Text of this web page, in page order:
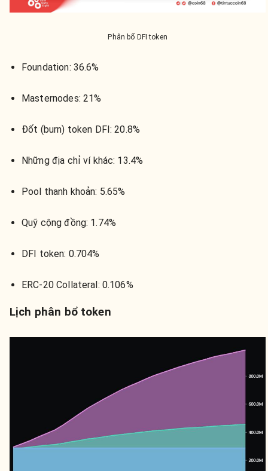
Phân bổ DFI token
Foundation: 36.6%
Masternodes: 21%
Đốt (burn) token DFI:20.8%
Những địa chỉ ví khác: 13.4%
Pool thanh khoản: 5.65%
Quỹ cộng đồng: 1.74%
DFI token: 0.704%
ERC-20 Collateral: 0.106%
Lịch phân bổ token